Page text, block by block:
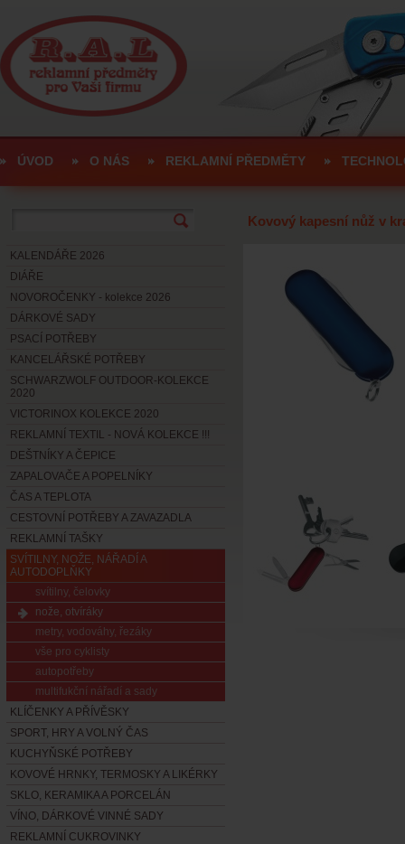
ÚVOD O NÁS REKLAMNÍ PŘEDMĚTY
KALENDÁŘE 2026
DIÁŘE
NOVOROČENKY - kolekce 2026
DÁRKOVÉ SADY
PSACÍ POTŘEBY
KANCELÁŘSKÉ POTŘEBY
SCHWARZWOLF OUTDOOR-KOLEKCE
2020
VICTORINOX KOLEKCE 2020
REKLAMNÍ TEXTIL - NOVÁ KOLEKCE !!!
DEŠTNÍKY A ČEPICE
ZAPALOVAČE A POPELNÍKY
ČAS A TEPLOTA
CESTOVNÍ POTŘEBY A ZAVAZADLA
REKLAMNÍ TAŠKY
SVÍTILNY, NOŽE, NÁŘADÍ A
AUTODOPLŇKY
svítilny, čelovky
nože, otvíráky
metry, vodováhy, řezáky
vše pro cyklisty
autopotřeby
multifukční nářadí a sady
KLÍČENKY A PŘÍVĚSKY
SPORT, HRY A VOLNÝ ČAS
KUCHYŇSKÉ POTŘEBY
KOVOVÉ HRNKY, TERMOSKY A LIKÉRKY
SKLO, KERAMIKA A PORCELÁN
VÍNO, DÁRKOVÉ VINNÉ SADY
REKLAMNÍ CUKROVINKY
Kovový kapesní nůž v